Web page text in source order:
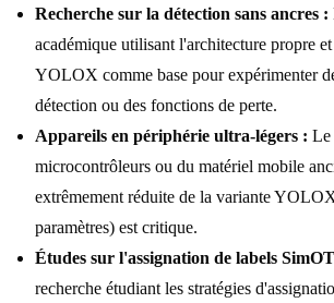
Recherche sur la détection sans ancres :
académique utilisant l'architecture propre et
YOLOX comme base pour expérimenter
détection ou des fonctions de perte.
Appareils en périphérie ultra-légers : Le
microcontrôleurs ou du matériel mobile
extrêmement réduite de la variante
paramètres) est critique.
Études sur l'assignation de labels
recherche étudiant les stratégies